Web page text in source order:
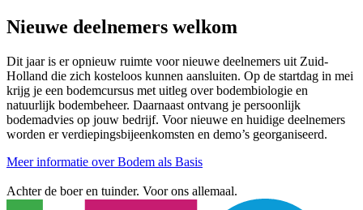
Nieuwe deelnemers welkom
Dit jaar is er opnieuw ruimte voor nieuwe deelnemers uit Zuid-
Holland die zich kosteloos kunnen aansluiten. Op de startdag in mei
krijg je een bodemcursus met uitleg over bodembiologie en
natuurlijk bodembeheer. Daarnaast ontvang je persoonlijk
bodemadvies op jouw bedrijf. Voor nieuwe en huidige deelnemers
worden er verdiepingsbijeenkomsten en demo’s georganiseerd.
Meer informatie over Bodem als Basis
Achter de boer en tuinder. Voor ons allemaal.